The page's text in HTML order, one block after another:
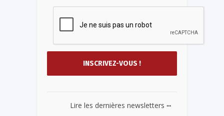
Lire les dernières newsletters ...